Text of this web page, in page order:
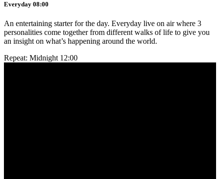
Everyday 08:00
An entertaining starter for the day. Everyday live on air where 3
personalities come together from different walks of life to give you
an insight on what’s happening around the world.
Repeat: Midnight 12:00